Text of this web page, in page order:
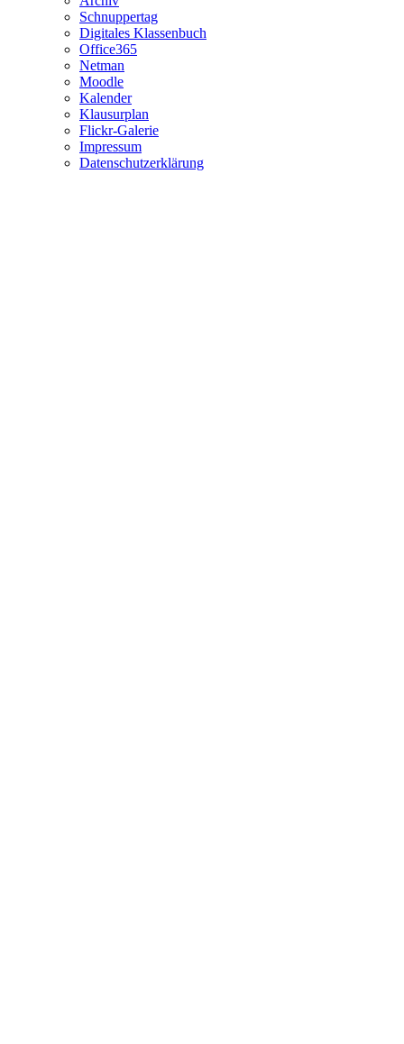
Schnuppertag
Digitales Klassenbuch
Office365
Netman
Moodle
Kalender
Klausurplan
Flickr-Galerie
Impressum
Datenschutzerklärung